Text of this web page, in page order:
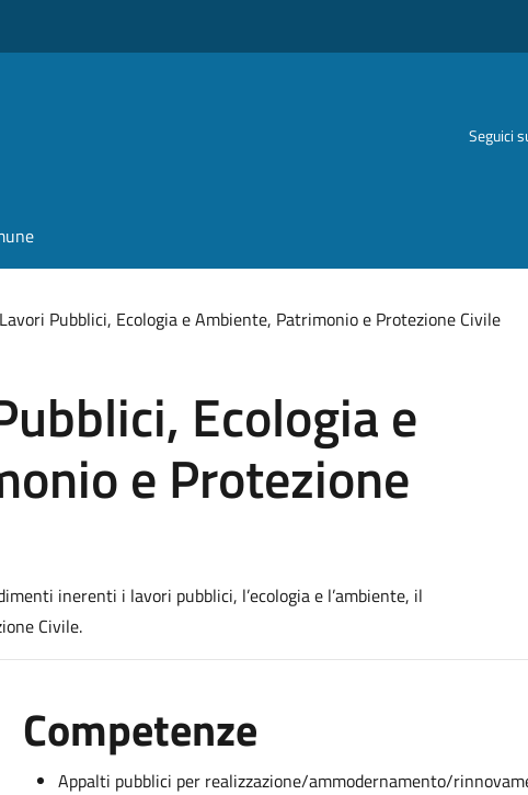
Seguici
Pubblici, Ecologia e Ambiente, Patrimonio e Protezione Civile
Ecologia e
e Protezione
inerenti i lavori pubblici, l’ecologia e l’ambiente, il
Civile.
Competenze
Appalti pubblici per realizzazione/ammodernamento/